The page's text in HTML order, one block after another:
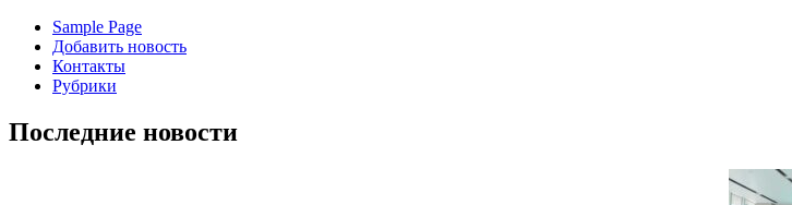
Sample Page
Добавить новость
Контакты
Рубрики
Последние новости